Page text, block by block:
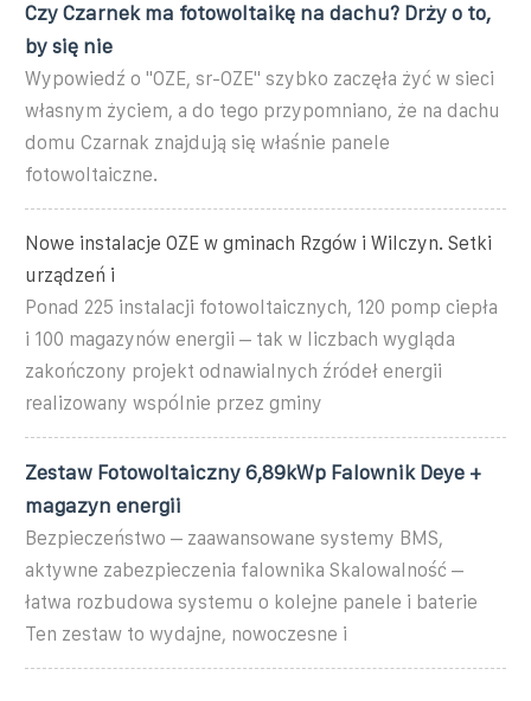
Czy Czarnek ma fotowoltaikę na dachu? Drży o to,
by się nie
Wypowiedź o "OZE, sr-OZE" szybko zaczęła żyć w sieci
własnym życiem, a do tego przypomniano, że na dachu
domu Czarnak znajdują się właśnie panele
fotowoltaiczne.
Nowe instalacje OZE w gminach Rzgów i Wilczyn. Setki
urządzeń i
Ponad 225 instalacji fotowoltaicznych, 120 pomp ciepła
i 100 magazynów energii – tak w liczbach wygląda
zakończony projekt odnawialnych źródeł energii
realizowany wspólnie przez gminy
Zestaw Fotowoltaiczny 6,89kWp Falownik Deye +
magazyn energii
Bezpieczeństwo – zaawansowane systemy BMS,
aktywne zabezpieczenia falownika Skalowalność –
łatwa rozbudowa systemu o kolejne panele i baterie
Ten zestaw to wydajne, nowoczesne i